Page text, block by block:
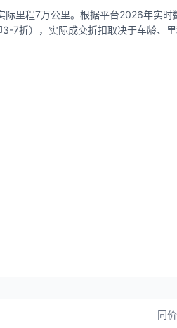
里程7万公里。根据平台2026年实
7折），实际成交折扣取决于车龄、里
同